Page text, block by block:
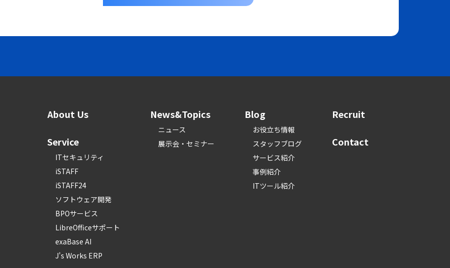
About Us
Service
ITセキュリティ
iSTAFF
iSTAFF24
ソフトウェア開発
BPOサービス
LibreOfficeサポート
exaBase AI
J's Works ERP
News&Topics
ニュース
展示会・セミナー
Blog
お役立ち情報
スタッフブログ
サービス紹介
事例紹介
ITツール紹介
Recruit
Contact